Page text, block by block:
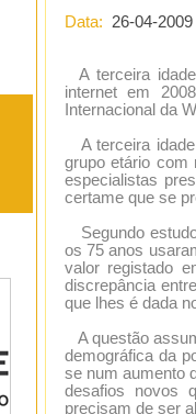
Data: 26-04-2009
A terceira
internet em
Internacional da
A terceira
grupo etário com
especialistas
certame que se
Segundo
os 75 anos
valor registado
discrepância
que lhes é dada
A questão
demográfica da
se num aumento
desafios novos
precisam de ser